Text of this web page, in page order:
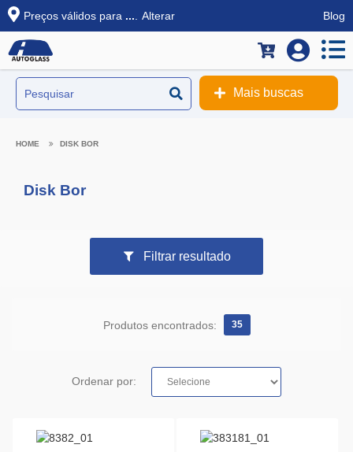
Preços válidos para ... Alterar Blog
Mais buscas
DISK BOR
Disk Bor
Filtrar resultado
Produtos encontrados: 35
Ordenar por: